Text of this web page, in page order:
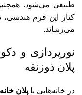
طبیعی می‌شود.
کنار این فرم
می‌رساند.
نورپردازی و
پلان ذوزنقه
در خانه‌هایی با پلان